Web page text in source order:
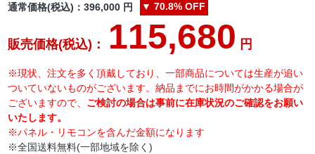
通常価格(税込)：396,000 円 ▼ 70.8% OFF
販売価格(税込)： 115,680 円
※現状、注文を多く頂戴しており、一部商品については生産が追い
ついていないものがございます。納品までにお時間がかかる場合が
ございますので、 ご検討の場合は事前に在庫状況のご確認をお願い
いたします。
※パネル・リモコンを含んだ金額になります
※全国送料無料(一部地域を除く)